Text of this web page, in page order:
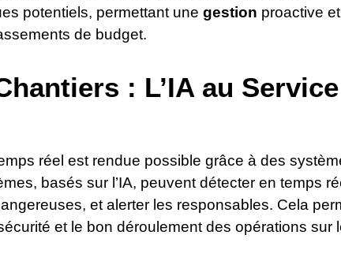
potentiels, permettant une gestion proactive et
de budget.
: L’IA au Service
réel est rendue possible grâce à des
basés sur l’IA, peuvent détecter en temps
et alerter les responsables. Cela
et le bon déroulement des opérations sur